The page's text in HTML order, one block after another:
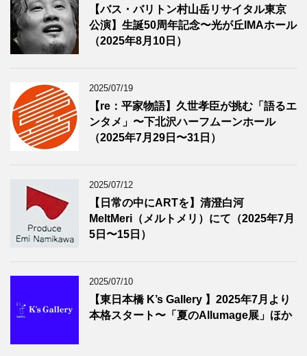
【バス・バリトン村山岳リサイタル東京
公演】生誕50周年記念〜光が丘IMAホール
（2025年8月10日）
2025/07/19
【re：平家物語】久世孝臣が挑む「語るエ
ンタメ」〜下北沢ハーフムーンホール
（2025年7月29日〜31日）
2025/07/12
【日常の中にARTを】清澄白河
MeltMeri（メルトメリ）にて（2025年7月
5日〜15日）
2025/07/10
【東日本橋 K’s Gallery 】2025年7月より
本格スタート〜「夏のAllumage展」ほか